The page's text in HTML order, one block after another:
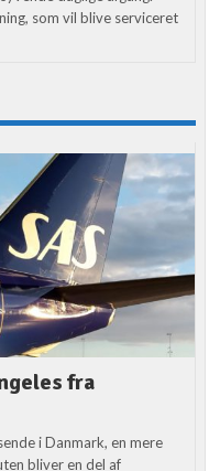
som vil blive serviceret
fra
i Danmark, en mere
bliver en del af